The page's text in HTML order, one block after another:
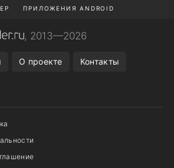
ПРИЛОЖЕНИЯ ANDROID
, 2013—2026
О проекте Контакты